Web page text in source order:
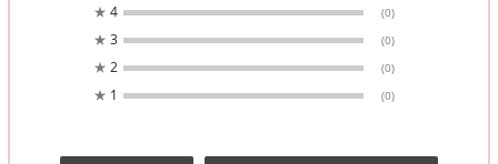
★ 4 (0)
★ 3 (0)
★ 2 (0)
★ 1 (0)